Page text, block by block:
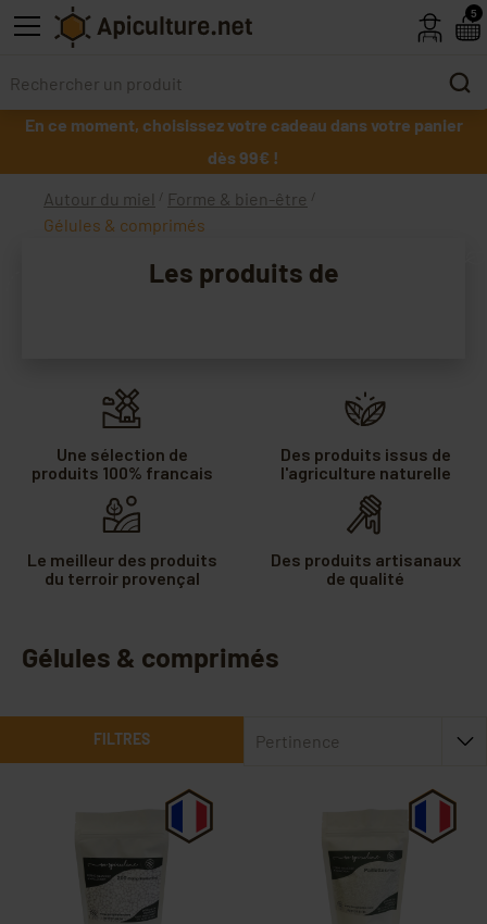
Skip to main content
En ce moment, choisissez votre cadeau dans votre panier
dès 99€ !
Autour du miel
Forme & bien-être
Gélules & comprimés
Les produits de
La Ruche
Une sélection de
produits 100% francais
Des produits issus de
l'agriculture naturelle
Le meilleur des produits
du terroir provençal
Des produits artisanaux
de qualité
Gélules & comprimés
FILTRES Pertinence
5